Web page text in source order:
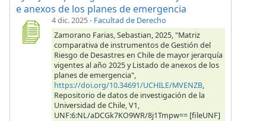
e anexos de los planes de emergencia
4 dic. 2025- Facultad de Derecho
Zamorano Farias, Sebastian, 2025, "Matriz
comparativa de instrumentos de Gestión del
Riesgo de Desastres en Chile de mayor jerarquía
vigentes al año 2025 y Listado de anexos de los
planes de emergencia",
https://doi.org/10.34691/UCHILE/MVENZB,
Repositorio de datos de investigación de la
Universidad de Chile, V1,
UNF:6:NL/aDCGk7KO9WR/8j1Tmpw== [fileUNF]